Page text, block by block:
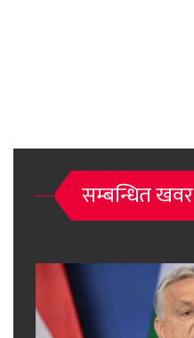
सम्बन्धित खवर